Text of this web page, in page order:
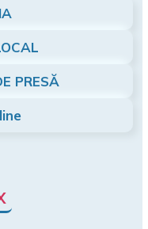
PRESĂ